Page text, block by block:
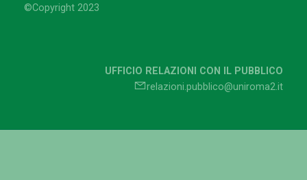
©Copyright 2023
UFFICIO RELAZIONI CON IL PUBBLICO
relazioni.pubblico@uniroma2.it